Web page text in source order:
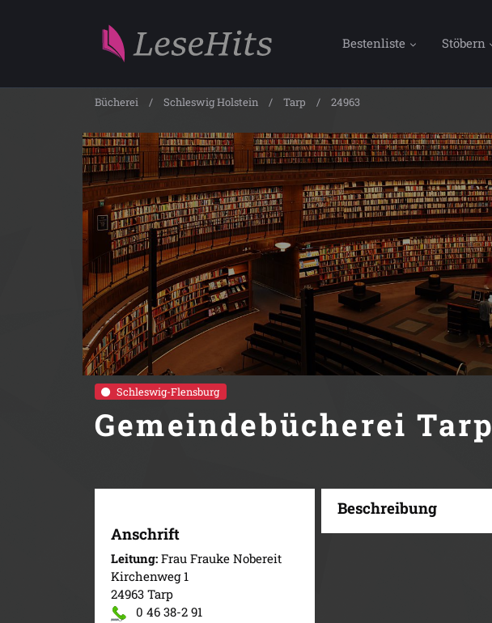
Bestenliste Stöbern
Bücherei Schleswig Holstein Tarp 24963
Schleswig-Flensburg
Gemeindebücherei Tarp
Anschrift
Leitung: Frau Frauke Nobereit
Kirchenweg 1
24963 Tarp
0 46 38-2 91
Beschreibung